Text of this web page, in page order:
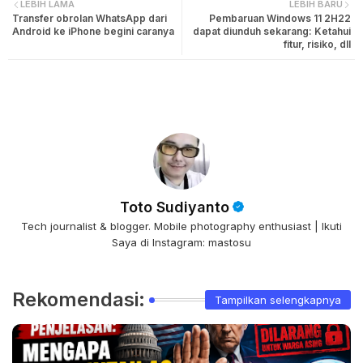
LEBIH BARU
Pembaruan Windows 11 2H22
dapat diunduh sekarang: Ketahui
fitur, risiko, dll
LEBIH LAMA
Transfer obrolan WhatsApp dari
Android ke iPhone begini caranya
Toto Sudiyanto
Tech journalist & blogger. Mobile photography enthusiast | Ikuti
Saya di Instagram: mastosu
Rekomendasi: Tampilkan selengkapnya